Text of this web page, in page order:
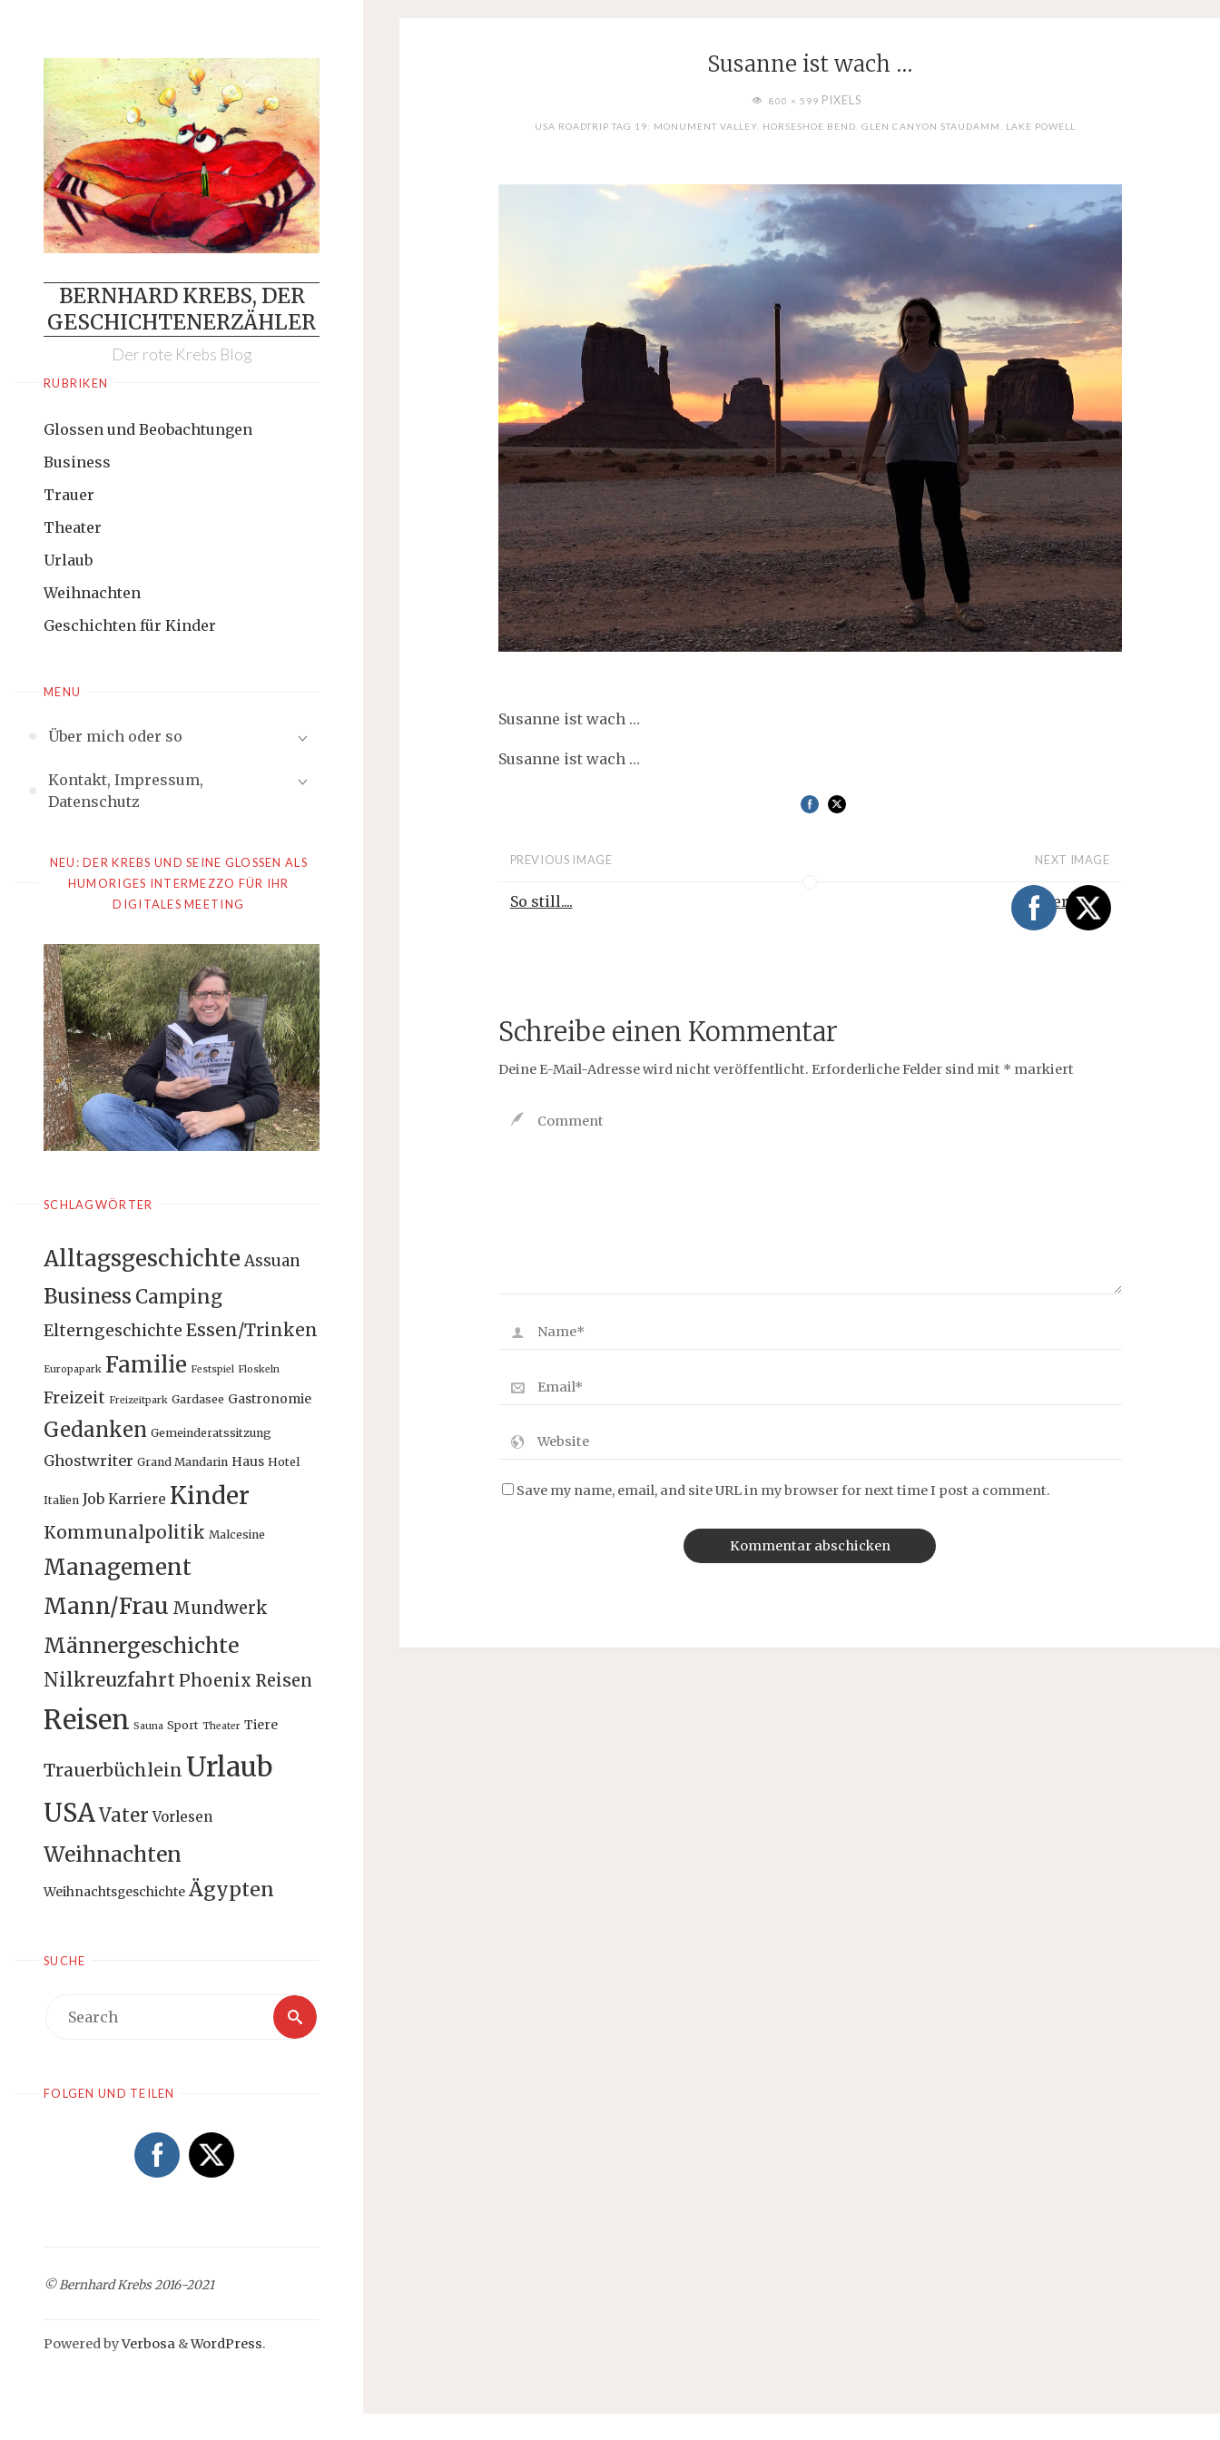
content
BERNHARD KREBS, DER
GESCHICHTENERZÄHLER
Der rote Krebs Blog
RUBRIKEN
Glossen und Beobachtungen
Business
Trauer
Theater
Urlaub
Weihnachten
Geschichten für Kinder
MENU
Über mich oder so
Kontakt, Impressum,
Datenschutz
NEU: DER KREBS UND SEINE GLOSSEN ALS
HUMORIGES INTERMEZZO FÜR IHR
DIGITALES MEETING
SCHLAGWÖRTER
Alltagsgeschichte Assuan
Business Camping
Elterngeschichte Essen/Trinken
Europapark Familie Festspiel Floskeln
Freizeit Freizeitpark Gardasee Gastronomie
Gedanken Gemeinderatssitzung
Ghostwriter Grand Mandarin Haus Hotel
Italien Job Karriere Kinder
Kommunalpolitik Malcesine
Management
Mann/Frau Mundwerk
Männergeschichte
Nilkreuzfahrt Phoenix Reisen
Reisen Sauna Sport Theater Tiere
Trauerbüchlein Urlaub
USAVater Vorlesen
Weihnachten
Weihnachtsgeschichte Ägypten
SUCHE
Search
Search
FOLGEN UND TEILEN
© Bernhard Krebs 2016-2021
Powered byVerbosa &WordPress.
Susanne ist wach …
FULL800 × 599 PIXELS
USA ROADTRIP TAG 19: MONUMENT VALLEY. HORSESHOE BEND. GLEN CANYON STAUDAMM. LAKE POWELL
Susanne ist wach …
Susanne ist wach …
PREVIOUS IMAGE
So still....
NEXT IMAGE
Müder Noah
Schreibe einen Kommentar
Deine E-Mail-Adresse wird nicht veröffentlicht. Erforderliche Felder sind mit * markiert
Save my name, email, and site URL in my browser for next time I post a comment.